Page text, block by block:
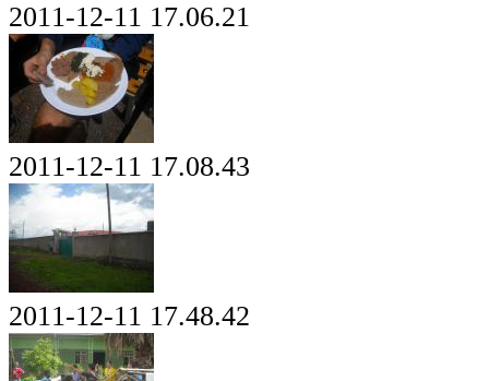
2011-12-11 17.06.21
2011-12-11 17.08.43
2011-12-11 17.48.42